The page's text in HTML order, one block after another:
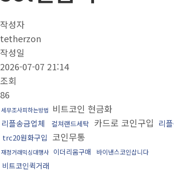
작성자
tetherzon
작성일
2026-07-07 21:14
조회
86
세무조사피하는방법 비트코인 현금화
리플송금업체 컬쳐랜드세탁 카드로 코인구입 리
trc20원화구입 코인무통
재정거래믹싱대행사 이더리움구매 바이낸스코인삽니다
비트코인퀵거래